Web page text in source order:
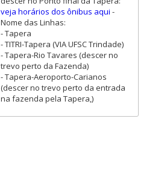
veja horários dos ônibus aqui -
Nome das Linhas:
- Tapera
- TITRI-Tapera (VIA UFSC Trindade)
- Tapera-Rio Tavares (descer no
trevo perto da Fazenda)
- Tapera-Aeroporto-Carianos
(descer no trevo perto da entrada
na fazenda pela Tapera,)